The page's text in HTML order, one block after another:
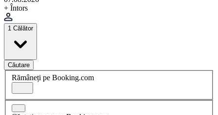
+ Întors
1 Călător
Căutare
Rămâneți pe Booking.com